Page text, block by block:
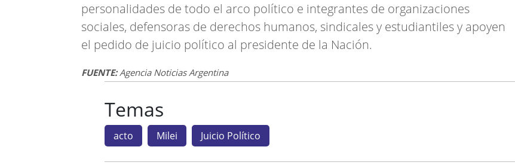
personalidades de todo el arco político e integrantes de organizaciones
sociales, defensoras de derechos humanos, sindicales y estudiantiles y apoyen
el pedido de juicio político al presidente de la Nación.
FUENTE:Agencia Noticias Argentina
Temas
acto Milei Juicio Político